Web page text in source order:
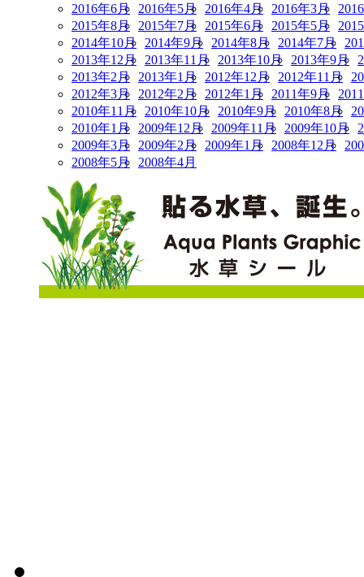
2016年6月
2016年5月 2016年4月 2016年3月
2015年8月
2015年7月 2015年6月 2015年5月
2014年10月
2014年9月 2014年8月 2014年7月
2013年12月
2013年11月 2013年10月 2013年9月
2013年2月
2013年1月 2012年12月 2012年11月
2012年3月
2012年2月 2012年1月 2011年9月
2010年11月
2010年10月 2010年9月 2010年8月
2010年1月
2009年12月 2009年11月 2009年10月
2009年3月
2009年2月 2009年1月 2008年12月
2008年5月
2008年4月